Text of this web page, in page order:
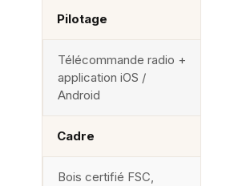
Pilotage
Télécommande radio +
application iOS /
Android
Cadre
Bois certifié FSC,